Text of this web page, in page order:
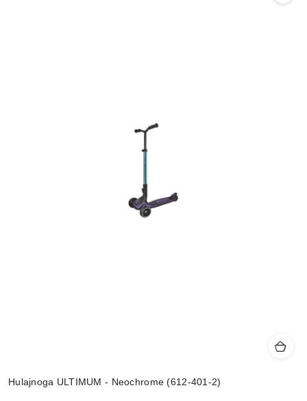
Hulajnoga ULTIMUM - Neochrome (612-401-2)